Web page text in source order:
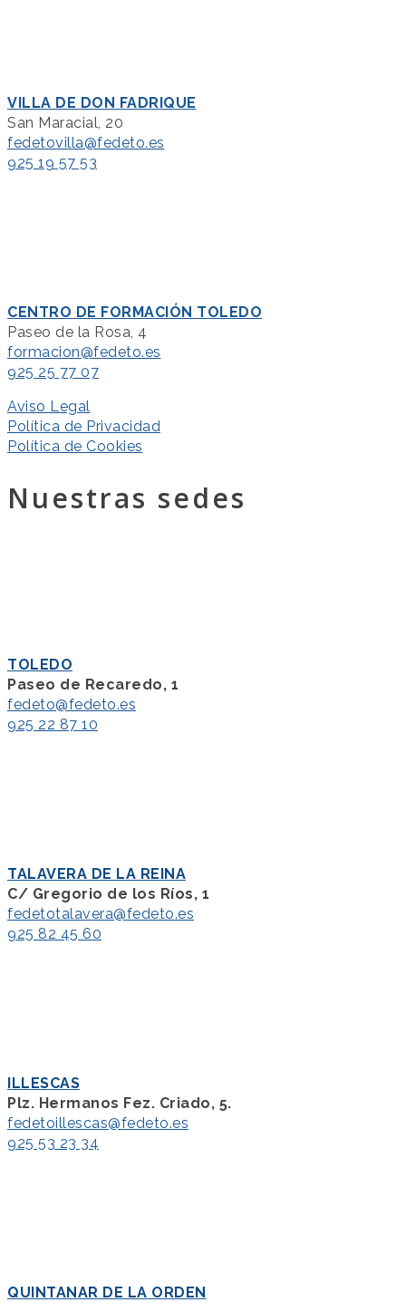
VILLA DE DON FADRIQUE
San Maracial, 20
fedetovilla@fedeto.es
925 19 57 53
CENTRO DE FORMACIÓN TOLEDO
Paseo de la Rosa, 4
formacion@fedeto.es
925 25 77 07
Aviso Legal
Política de Privacidad
Política de Cookies
Nuestras sedes
TOLEDO
Paseo de Recaredo, 1
fedeto@fedeto.es
925 22 87 10
TALAVERA DE LA REINA
C/ Gregorio de los Ríos, 1
fedetotalavera@fedeto.es
925 82 45 60
ILLESCAS
Plz. Hermanos Fez. Criado, 5.
fedetoillescas@fedeto.es
925 53 23 34
QUINTANAR DE LA ORDEN